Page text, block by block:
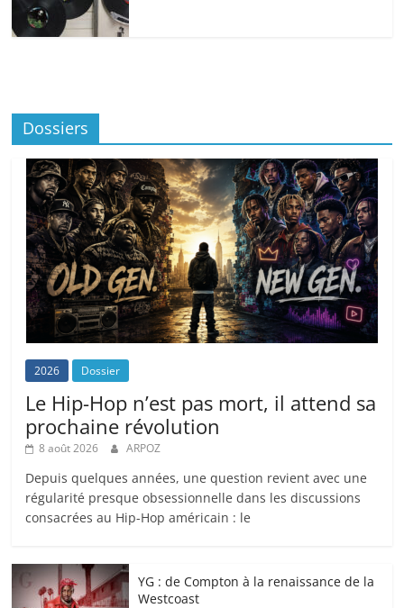
Dossiers
2026 Dossier
Le Hip-Hop n’est pas mort, il attend sa
prochaine révolution
8 août 2026 ARPOZ
Depuis quelques années, une question revient avec une
régularité presque obsessionnelle dans les discussions
consacrées au Hip-Hop américain : le
YG : de Compton à la renaissance de la
Westcoast